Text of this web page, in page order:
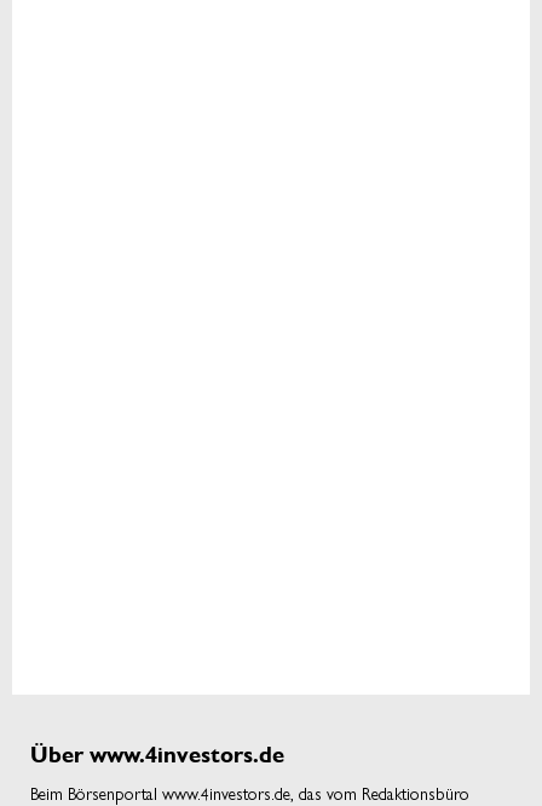
Über www.4investors.de
Beim Börsenportal www.4investors.de, das vom Redaktionsbüro